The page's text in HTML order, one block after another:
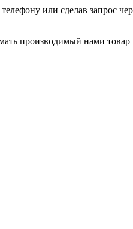
или сделав запрос
производимый нами